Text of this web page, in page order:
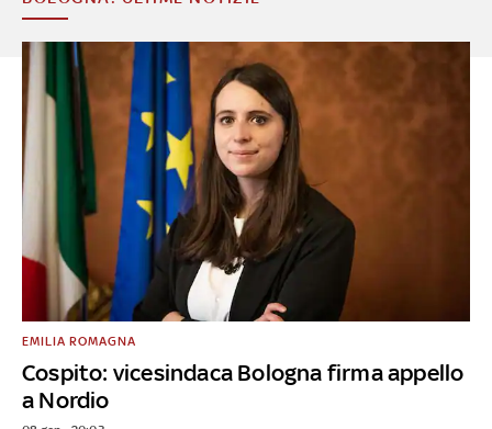
Cospito: vicesindaca Bologna firma appello
a Nordio
EMILIA ROMAGNA